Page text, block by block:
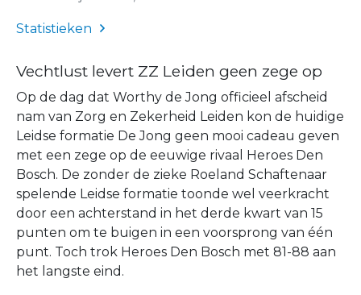
Statistieken
Vechtlust levert ZZ Leiden geen zege op
Op de dag dat Worthy de Jong officieel afscheid
nam van Zorg en Zekerheid Leiden kon de huidige
Leidse formatie De Jong geen mooi cadeau geven
met een zege op de eeuwige rivaal Heroes Den
Bosch. De zonder de zieke Roeland Schaftenaar
spelende Leidse formatie toonde wel veerkracht
door een achterstand in het derde kwart van 15
punten om te buigen in een voorsprong van één
punt. Toch trok Heroes Den Bosch met 81-88 aan
het langste eind.